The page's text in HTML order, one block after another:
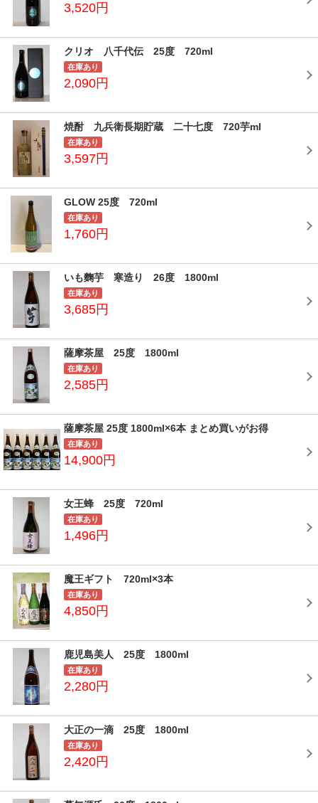
3,520円
クリオ 八千代伝 25度 720ml
在庫あり
2,090円
焼酎 九兵衛長期貯蔵 二十七度 720芋ml
在庫あり
3,597円
GLOW 25度 720ml
在庫あり
1,760円
いも麴芋 寒造り 26度 1800ml
在庫あり
3,685円
薩摩茶屋 25度 1800ml
在庫あり
2,585円
薩摩茶屋 25度 1800ml×6本 まとめ買いがお得
在庫あり
14,900円
女王蜂 25度 720ml
在庫あり
1,496円
魔王ギフト 720ml×3本
在庫あり
4,850円
鹿児島美人 25度 1800ml
在庫あり
2,280円
大正の一滴 25度 1800ml
在庫あり
2,420円